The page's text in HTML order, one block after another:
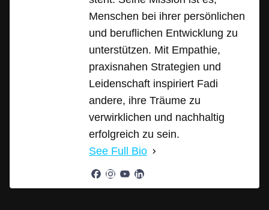
Menschen bei ihrer persönlichen
und beruflichen Entwicklung zu
unterstützen. Mit Empathie,
praxisnahen Strategien und
Leidenschaft inspiriert Fadi
andere, ihre Träume zu
verwirklichen und nachhaltig
erfolgreich zu sein.
See Full Bio